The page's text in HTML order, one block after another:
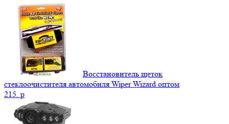
Восстановитель щеток
стеклоочистителя автомобиля Wiper Wizard оптом
215. p